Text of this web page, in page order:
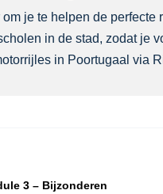
je te helpen de
in de stad, zodat je
in Poortugaal via
3 – Bijzonderen